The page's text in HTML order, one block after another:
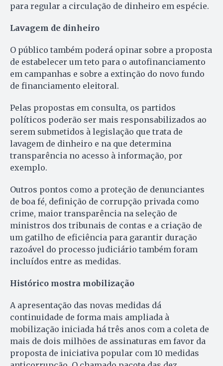
para regular a circulação de dinheiro em espécie.
Lavagem de dinheiro
O público também poderá opinar sobre a proposta
de estabelecer um teto para o autofinanciamento
em campanhas e sobre a extinção do novo fundo
de financiamento eleitoral.
Pelas propostas em consulta, os partidos
políticos poderão ser mais responsabilizados ao
serem submetidos à legislação que trata de
lavagem de dinheiro e na que determina
transparência no acesso à informação, por
exemplo.
Outros pontos como a proteção de denunciantes
de boa fé, definição de corrupção privada como
crime, maior transparência na seleção de
ministros dos tribunais de contas e a criação de
um gatilho de eficiência para garantir duração
razoável do processo judiciário também foram
incluídos entre as medidas.
Histórico mostra mobilização
A apresentação das novas medidas dá
continuidade de forma mais ampliada à
mobilização iniciada há três anos com a coleta de
mais de dois milhões de assinaturas em favor da
proposta de iniciativa popular com 10 medidas